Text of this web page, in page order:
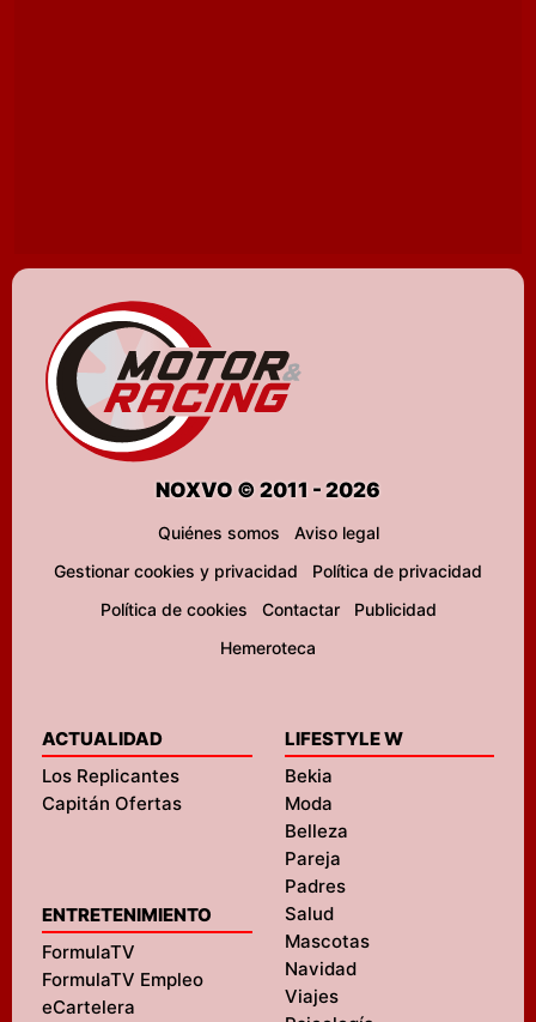
NOXVO © 2011 - 2026
Quiénes somos
Aviso legal
Gestionar cookies y privacidad
Política de privacidad
Política de cookies
Contactar
Publicidad
Hemeroteca
ACTUALIDAD
Los Replicantes
Capitán Ofertas
ENTRETENIMIENTO
FormulaTV
FormulaTV Empleo
eCartelera
LIFESTYLE W
Bekia
Moda
Belleza
Pareja
Padres
Salud
Mascotas
Navidad
Viajes